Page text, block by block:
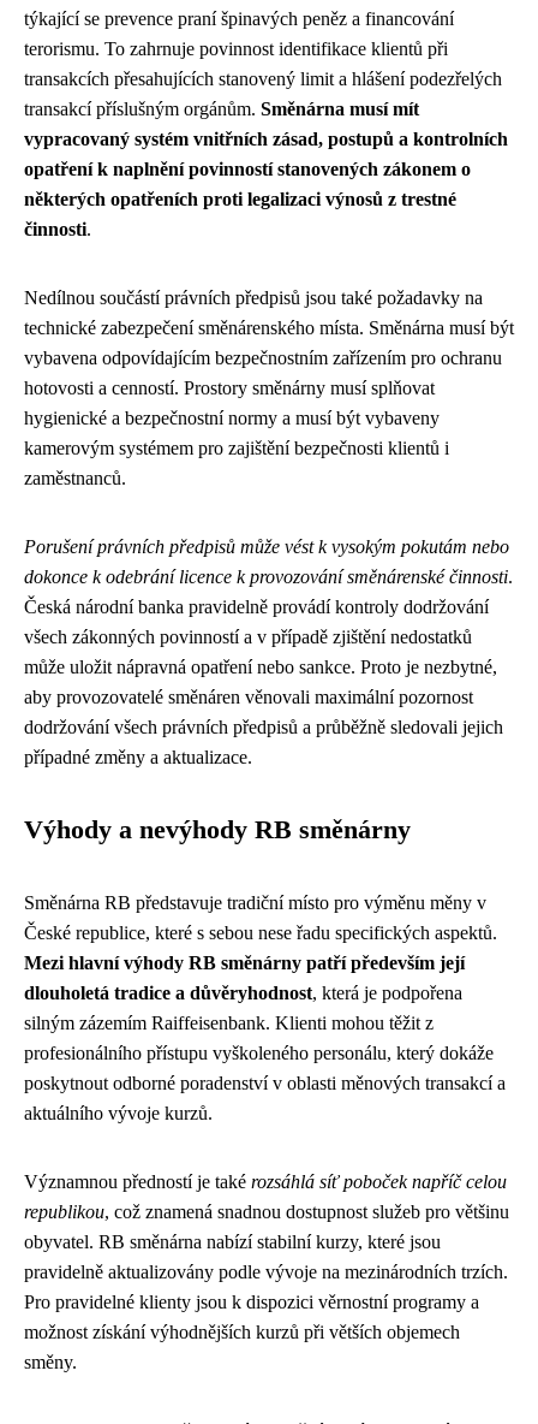
týkající se prevence praní špinavých peněz a financování
terorismu. To zahrnuje povinnost identifikace klientů při
transakcích přesahujících stanovený limit a hlášení podezřelých
transakcí příslušným orgánům. Směnárna musí mít
vypracovaný systém vnitřních zásad, postupů a kontrolních
opatření k naplnění povinností stanovených zákonem o
některých opatřeních proti legalizaci výnosů z trestné
činnosti.
Nedílnou součástí právních předpisů jsou také požadavky na
technické zabezpečení směnárenského místa. Směnárna musí být
vybavena odpovídajícím bezpečnostním zařízením pro ochranu
hotovosti a cenností. Prostory směnárny musí splňovat
hygienické a bezpečnostní normy a musí být vybaveny
kamerovým systémem pro zajištění bezpečnosti klientů i
zaměstnanců.
Porušení právních předpisů může vést k vysokým pokutám nebo
dokonce k odebrání licence k provozování směnárenské činnosti.
Česká národní banka pravidelně provádí kontroly dodržování
všech zákonných povinností a v případě zjištění nedostatků
může uložit nápravná opatření nebo sankce. Proto je nezbytné,
aby provozovatelé směnáren věnovali maximální pozornost
dodržování všech právních předpisů a průběžně sledovali jejich
případné změny a aktualizace.
Výhody a nevýhody RB směnárny
Směnárna RB představuje tradiční místo pro výměnu měny v
České republice, které s sebou nese řadu specifických aspektů.
Mezi hlavní výhody RB směnárny patří především její
dlouholetá tradice a důvěryhodnost, která je podpořena
silným zázemím Raiffeisenbank. Klienti mohou těžit z
profesionálního přístupu vyškoleného personálu, který dokáže
poskytnout odborné poradenství v oblasti měnových transakcí a
aktuálního vývoje kurzů.
Významnou předností je také rozsáhlá síť poboček napříč celou
republikou, což znamená snadnou dostupnost služeb pro většinu
obyvatel. RB směnárna nabízí stabilní kurzy, které jsou
pravidelně aktualizovány podle vývoje na mezinárodních trzích.
Pro pravidelné klienty jsou k dispozici věrnostní programy a
možnost získání výhodnějších kurzů při větších objemech
směny.